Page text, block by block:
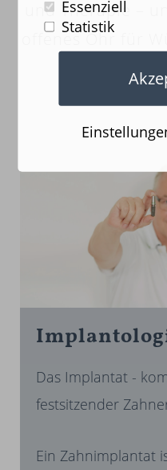
und Therapie –
offenes Ohr für
und
Das Implantat -
festsitzender
Ein Zahnimplantat
Essenziell
Statistik